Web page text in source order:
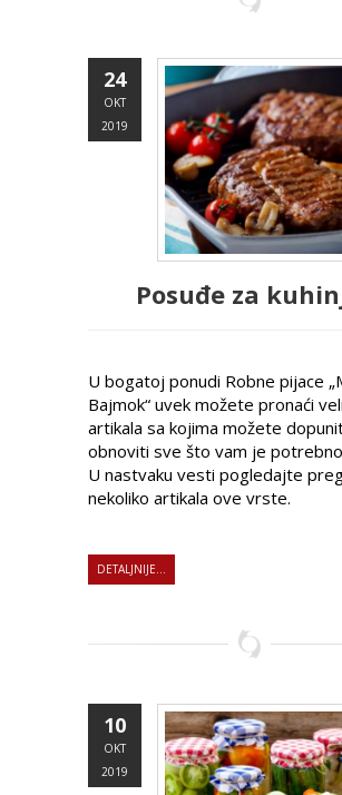
24
OKT
2019
Posuđe za
U bogatoj ponudi Robne pijace
Bajmok“ uvek možete pronaći
artikala sa kojima možete
obnoviti sve što vam je potrebno
U nastvaku vesti pogledajte
nekoliko artikala ove vrste.
DETALJNIJE...
10
OKT
2019